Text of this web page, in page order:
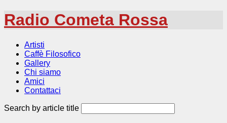
Radio Cometa Rossa
Artisti
Caffè Filosofico
Gallery
Chi siamo
Amici
Contattaci
Search by article title